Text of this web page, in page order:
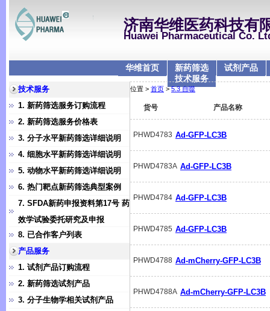
济南华维医药科技有
Huawei Pharmaceutical Co.
华维首页
新药筛选
技术服务
试剂产品
技术服务
1. 新药筛选服务订购流程
2. 新药筛选服务价格表
3. 分子水平新药筛选详细说明
4. 细胞水平新药筛选详细说明
5. 动物水平新药筛选详细说明
6. 热门靶点新药筛选典型案例
7. SFDA新药申报资料第17号 药
效学试验委托研究及申报
8. 已合作客户列表
产品服务
1. 试剂产品订购流程
2. 新药筛选试剂产品
3. 分子生物学相关试剂产品
位置 > 首页 >5.3 自噬
货号 产品名称
PHWD4783 Ad-GFP-LC3B
PHWD4783A Ad-GFP-LC3B
PHWD4784 Ad-GFP-LC3B
PHWD4785 Ad-GFP-LC3B
PHWD4788 Ad-mCherry-GFP-LC3B
PHWD4788A Ad-mCherry-GFP-LC3B